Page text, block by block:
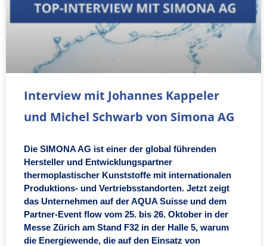
Interview mit Johannes Kappeler
und Michel Schwarb von Simona AG
Die SIMONA AG ist einer der global führenden
Hersteller und Entwicklungspartner
thermoplastischer Kunststoffe mit internationalen
Produktions- und Vertriebsstandorten. Jetzt zeigt
das Unternehmen auf der AQUA Suisse und dem
Partner-Event flow vom 25. bis 26. Oktober in der
Messe Zürich am Stand F32 in der Halle 5, warum
die Energiewende, die auf den Einsatz von